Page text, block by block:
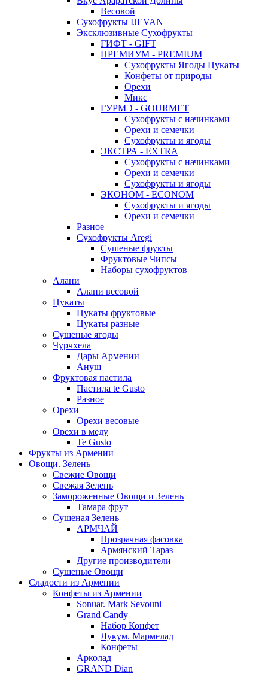
Весовой
Сухофрукты IJEVAN
Эксклюзивные Сухофрукты
ГИФТ - GIFT
ПРЕМИУМ - PREMIUM
Сухофрукты Ягоды Цукаты
Конфеты от природы
Орехи
Микс
ГУРМЭ - GOURMET
Сухофрукты с начинками
Орехи и семечки
Сухофрукты и ягоды
ЭКСТРА - EXTRA
Сухофрукты с начинками
Орехи и семечки
Сухофрукты и ягоды
ЭКОНОМ - ECONOM
Сухофрукты и ягоды
Орехи и семечки
Разное
Сухофрукты Aregi
Сушеные фрукты
Фруктовые Чипсы
Наборы сухофруктов
Алани
Алани весовой
Цукаты
Цукаты фруктовые
Цукаты разные
Сушеные ягоды
Чурчхела
Дары Армении
Ануш
Фруктовая пастила
Пастила te Gusto
Разное
Орехи
Орехи весовые
Орехи в меду
Te Gusto
Фрукты из Армении
Овощи. Зелень
Свежие Овощи
Свежая Зелень
Замороженные Овощи и Зелень
Тамара фрут
Сушеная Зелень
АРМЧАЙ
Прозрачная фасовка
Армянский Тараз
Другие производители
Сушеные Овощи
Сладости из Армении
Конфеты из Армении
Sonuar. Mark Sevouni
Grand Candy
Набор Конфет
Лукум. Мармелад
Конфеты
Арколад
GRAND Dian